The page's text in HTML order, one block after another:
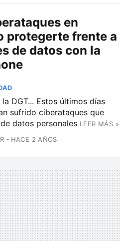
en
protegerte frente a
de datos con la
DGT... Estos últimos días
sufrido ciberataques que
datos personales LEER MÁS »
HACE 2 AÑOS